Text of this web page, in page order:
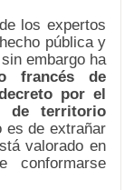
los expertos
pública y
embargo ha
francés de
por el
de territorio
es de extrañar
valorado en
conformarse